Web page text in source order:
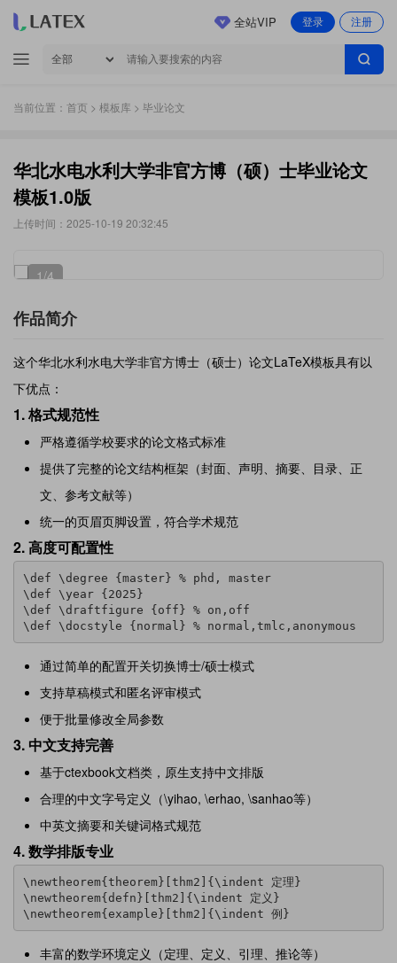
登录 注册
全站VIP
当前位置： 首页 > 模板库 > 毕业论文
华北水电水利大学非官方博（硕）士毕业论文
模板1.0版
上传时间：2025-10-19 20:32:45
1/4
作品简介
这个华北水利水电大学非官方博士（硕士）论文LaTeX模板具有以
下优点：
1.格式规范性
严格遵循学校要求的论文格式标准
提供了完整的论文结构框架（封面、声明、摘要、目录、正
文、参考文献等）
统一的页眉页脚设置，符合学术规范
2.高度可配置性
\def \degree {master} % phd, master
\def \year {2025}
\def \draftfigure {off} % on,off
\def \docstyle {normal} % normal,tmlc,anonymous
通过简单的配置开关切换博士/硕士模式
支持草稿模式和匿名评审模式
便于批量修改全局参数
3. 中文支持完善
基于ctexbook文档类，原生支持中文排版
合理的中文字号定义（\yihao, \erhao, \sanhao等）
中英文摘要和关键词格式规范
4.数学排版专业
\newtheorem{theorem}[thm2]{\indent 定理}
\newtheorem{defn}[thm2]{\indent 定义}
\newtheorem{example}[thm2]{\indent 例}
丰富的数学环境定义（定理、定义、引理、推论等）